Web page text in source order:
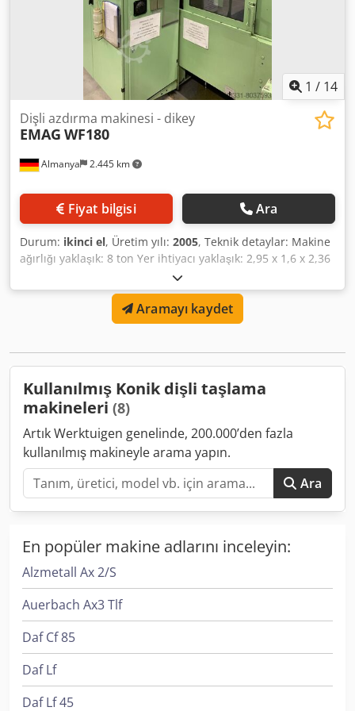
tertibatı Bir pinyon mili için bağlama aparatı Harici spindle
yağ soğutucu "Pinyon mili" için emiş sistemi
1 / 14
Almanya 2.445 km
Dişli azdırma makinesi - dikey
EMAG WF180
Fiyat bilgisi Ara
Durum: ikinci el, Üretim yılı: 2005, Teknik detaylar: Makine
ağırlığı yaklaşık: 8 ton Yer ihtiyacı yaklaşık: 2,95 x 1,6 x 2,36
m Ayna çapı: 250 mm Sirkülasyon çapı: 265 mm x-yolu: 170
mm z hareketi: 200 mm İş mili hızı: 1.500 rpm İş mili yatak
çapı: 100 mm Toplama makinesi * Dcjdpfsizlh Hjx Ag Tjk
Aramayı kaydet
Kullanılmış Konik dişli taşlama
makineleri (8)
Artık Werktuigen genelinde, 200.000’den fazla
kullanılmış makineyle arama yapın.
Ara
En popüler makine adlarını inceleyin:
Alzmetall Ax 2/S
Auerbach Ax3 Tlf
Daf Cf 85
Daf Lf
Daf Lf 45